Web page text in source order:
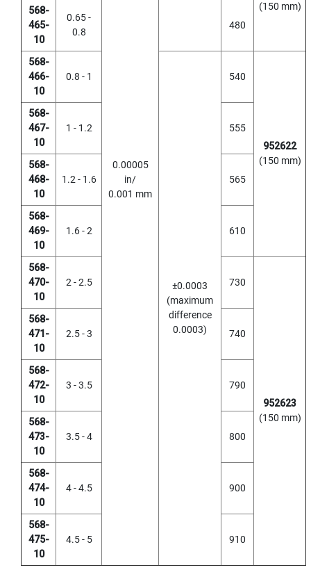
S
P
I
R
A
L
F
L
U
T
E
D
T
A
P
S
(
F
O
R
G
E
N
E
R
A
L
P
U
R
P
O
S
E
,
C
O
A
T
E
0.00005
in/
0.001 mm
(150 mm)
568-
465-
10
0.65 -
0.8
480
568-
466-
10
0.8 - 1
±0.0003
(maximum
difference
0.0003)
540
952622
(150 mm)
568-
467-
10
1 - 1.2 555
568-
468-
10
1.2 - 1.6 565
568-
469-
10
1.6 - 2 610
568-
470-
10
2 - 2.5 730
952623
(150 mm)
568-
471-
10
2.5 - 3 740
568-
472-
10
3 - 3.5 790
568-
473-
10
3.5 - 4 800
568-
474-
10
4 - 4.5 900
568-
475-
10
4.5 - 5 910